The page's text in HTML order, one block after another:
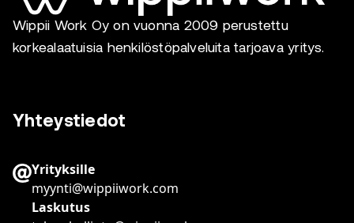
Wippii Work Oy on vuonna 2009 perustettu
korkealaatuisia henkilöstöpalveluita tarjoava yritys.
Yhteystiedot
Yrityksille
myynti@wippiiwork.com
Laskutus